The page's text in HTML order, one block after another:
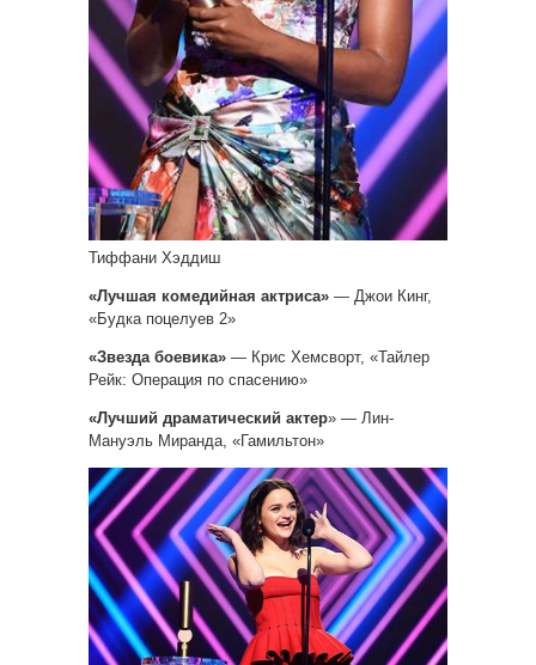
Тиффани Хэддиш
«Лучшая комедийная актриса» — Джои Кинг,
«Будка поцелуев 2»
«Звезда боевика» — Крис Хемсворт, «Тайлер
Рейк: Операция по спасению»
«Лучший драматический актер» — Лин-
Мануэль Миранда, «Гамильтон»